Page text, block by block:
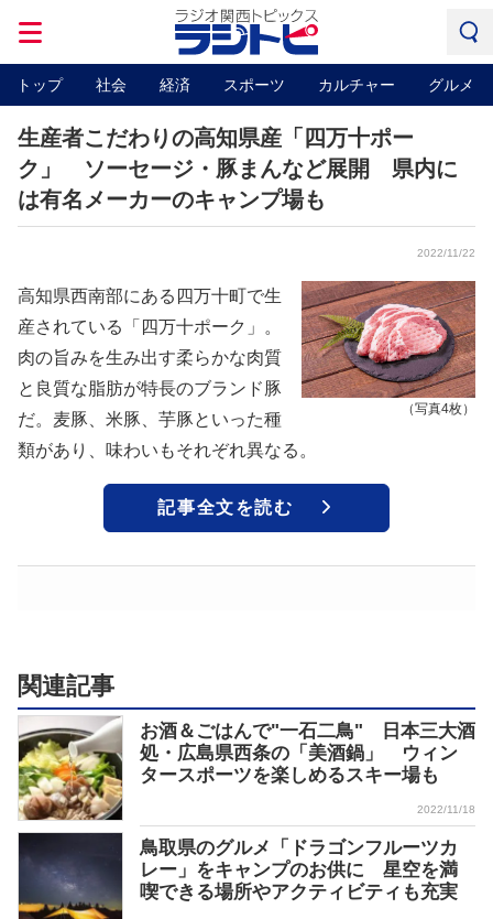
トップ 社会 経済 スポーツ カルチャー グルメ
生産者こだわりの高知県産「四万十ポー
ク」 ソーセージ・豚まんなど展開 県内に
は有名メーカーのキャンプ場も
2022/11/22
（写真4枚）
高知県西南部にある四万十町で生
産されている「四万十ポーク」。
肉の旨みを生み出す柔らかな肉質
と良質な脂肪が特長のブランド豚
だ。麦豚、米豚、芋豚といった種
類があり、味わいもそれぞれ異なる。
記事全文を読む
関連記事
お酒＆ごはんで"一石二鳥" 日本三大酒
処・広島県西条の「美酒鍋」 ウィン
タースポーツを楽しめるスキー場も
2022/11/18
鳥取県のグルメ「ドラゴンフルーツカ
レー」をキャンプのお供に 星空を満
喫できる場所やアクティビティも充実